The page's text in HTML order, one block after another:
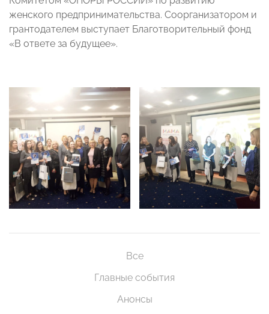
женского предпринимательства. Соорганизатором и
грантодателем выступает Благотворительный фонд
«В ответе за будущее».
Все
Главные события
Анонсы